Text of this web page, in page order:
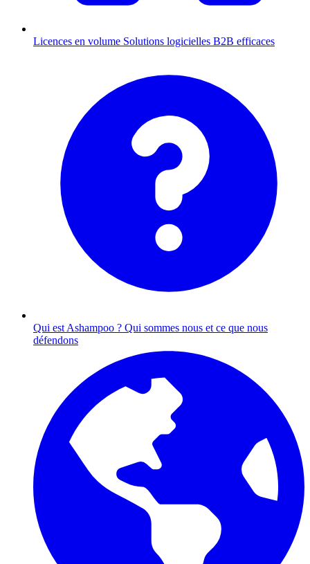
Licences en volume Solutions logicielles B2B efficaces
Qui est Ashampoo ? Qui sommes nous et ce que nous
défendons